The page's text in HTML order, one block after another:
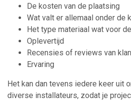
De kosten van de plaatsing
Wat valt er allemaal onder de
Het type materiaal wat voor
Oplevertijd
Recensies of reviews van
Ervaring
Het kan dan tevens iedere keer uit
diverse installateurs, zodat je